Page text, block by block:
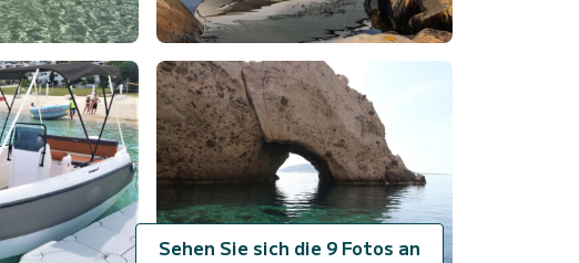
Sehen Sie sich die 9 Fotos an